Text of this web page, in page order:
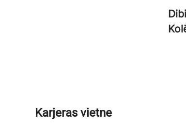
Karjeras vietne